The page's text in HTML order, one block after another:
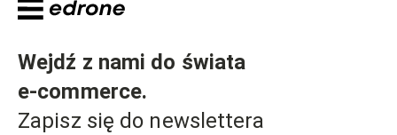
Wejdź z nami do świata
e-commerce.
Zapisz się do newslettera